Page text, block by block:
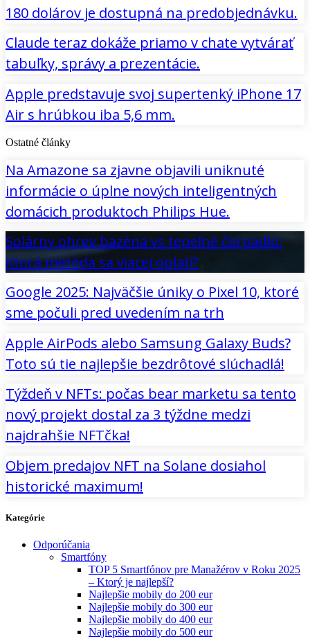
180 dolárov je dostupná na predobjednávku.
Claude teraz dokáže priamo v chate vytvárať
tabuľky, správy a prezentácie.
Apple predstavuje svoj supertenký iPhone 17
Air s hrúbkou iba 5,6 mm.
Ostatné články
Na Amazone sa zjavne objavili uniknuté
informácie o úplne nových inteligentných
domácich produktoch Philips Hue.
Solárny ohrev bazéna vs tepelné čerpadlo:
Ktorá metóda sa viacej oplatí?
Google 2025: Najväčšie úniky o Pixel 10, ktoré
sme počuli pred uvedením na trh
Apple AirPods alebo Samsung Galaxy Buds?
Toto sú tie najlepšie bezdrôtové slúchadlá!
Týždeň v NFTs: počas bear marketu sa tento
nový projekt dostal za 3 týždne medzi
najdrahšie NFTčka!
Objem predajov NFT na Solane dosiahol
historické maximum!
Kategórie
Odporúčania
Smartfóny
TOP 5 Smartfónov pre Manažérov v Roku 2025
– Ktorý je najlepší?
Najlepšie mobily do 200 eur
Najlepšie mobily do 300 eur
Najlepšie mobily do 400 eur
Najlepšie mobily do 500 eur